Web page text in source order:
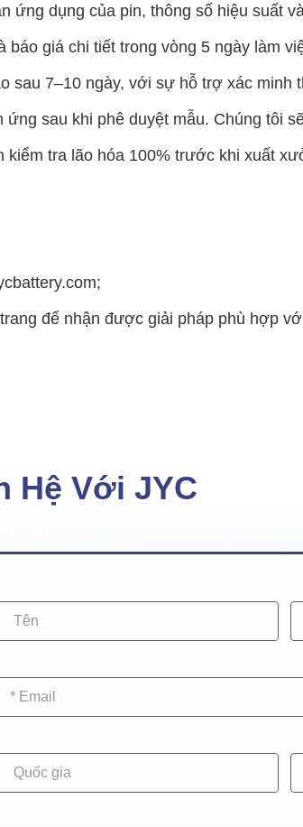
ứng dụng của pin, thông số hiệu suất
báo giá chi tiết trong vòng 5 ngày làm
sau 7–10 ngày, với sự hỗ trợ xác minh
ứng sau khi phê duyệt mẫu. Chúng tôi
kiểm tra lão hóa 100% trước khi xuất
để nhận được giải pháp phù hợp
Hệ Với JYC